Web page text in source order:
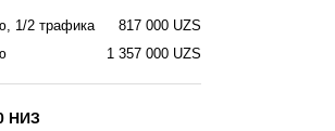
817 000 UZS
1/2 трафика
1 357 000 UZS
НИЗ